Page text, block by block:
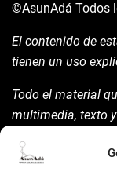
©AsunAdá Todos
El contenido de
tienen un uso
Todo el material
multimedia, texto
la mism para ello.